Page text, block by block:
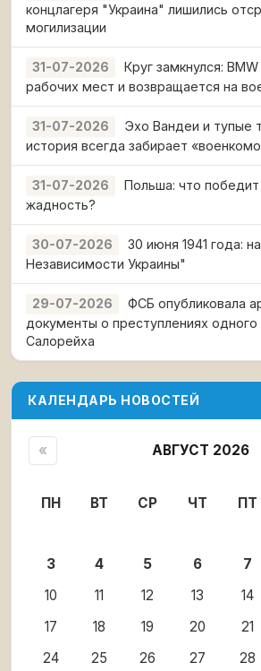
концлагеря "Украина" лишились
могилизации
31-07-2026
Круг замкнулся:
рабочих мест и возвращается на
31-07-2026
Эхо Вандеи и тупые
история всегда забирает
31-07-2026
Польша: что
жадность?
30-07-2026
30 июня 1941 года:
Независимости Украины"
29-07-2026
ФСБ опубликовала
документы о преступлениях одного
Салорейха
КАЛЕНДАРЬ НОВОСТЕЙ
« АВГУСТ 2026
ПН ВТ СР ЧТ ПТ
3
4 5 6 7
10
11 12 13 14
17
18 19 20 21
24
25 26 27 28